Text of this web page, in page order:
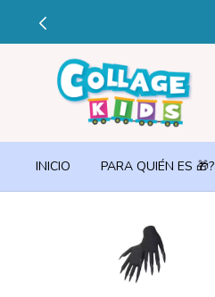
INICIO PARA QUIÉN ES 🎁?